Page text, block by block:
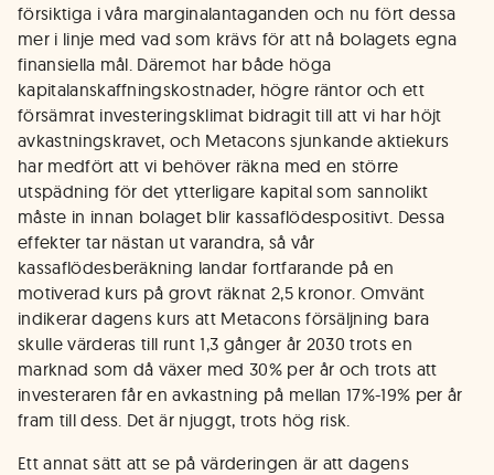
försiktiga i våra marginalantaganden och nu fört dessa
mer i linje med vad som krävs för att nå bolagets egna
finansiella mål. Däremot har både höga
kapitalanskaffningskostnader, högre räntor och ett
försämrat investeringsklimat bidragit till att vi har höjt
avkastningskravet, och Metacons sjunkande aktiekurs
har medfört att vi behöver räkna med en större
utspädning för det ytterligare kapital som sannolikt
måste in innan bolaget blir kassaflödespositivt. Dessa
effekter tar nästan ut varandra, så vår
kassaflödesberäkning landar fortfarande på en
motiverad kurs på grovt räknat 2,5 kronor. Omvänt
indikerar dagens kurs att Metacons försäljning bara
skulle värderas till runt 1,3 gånger år 2030 trots en
marknad som då växer med 30% per år och trots att
investeraren får en avkastning på mellan 17%-19% per år
fram till dess. Det är njuggt, trots hög risk.
Ett annat sätt att se på värderingen är att dagens